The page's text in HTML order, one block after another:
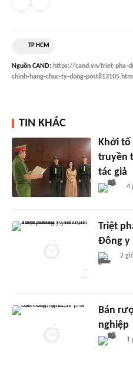
TP.HCM
Nguồn CAND: https://cand.vn/triet-pha-
chinh-hang-chuc-ty-dong-post813105.html
TIN KHÁC
Khởi tố
truyền
tác giả
4
Triệt
Đông y
2
Bán
nghiệp
1